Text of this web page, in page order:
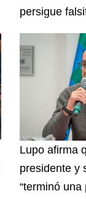
persigue
Lupo afirma
presidente y
“terminó una